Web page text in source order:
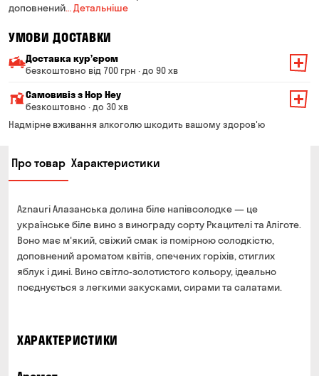
доповнений… Детальніше
УМОВИ ДОСТАВКИ
Доставка курʼєром
безкоштовно від 700 грн · до 90 хв
Мінімальна сума всього замовлення — 200 грн
Вартість доставки залежить від суми всього замовлення:
Від 200 до 299 грн
Від 400 до 699 грн
Від 700 грн
Термін доставки — до 90 хвилин
*на час доставки можуть впливати повітряні тривоги
Оплата:
готівкою кур'єру
банківською картою на сайті
Самовивіз з Hop Hey
безкоштовно · до 30 хв
Мінімальна сума всього замовлення — 250 грн
Можете без черги забрати з магазину в зручний для
Вас час
готівкою в магазині
банківською картою на сайті та в магазині
Надмірне вживання алкоголю шкодить вашому здоров'ю
Про товар Характеристики
Aznauri Алазанська долина біле напівсолодке — це
українське біле вино з винограду сорту Ркацителі та Аліготе.
Воно має м'який, свіжий смак із помірною солодкістю,
доповнений ароматом квітів, спечених горіхів, стиглих
яблук і дині. Вино світло-золотистого кольору, ідеально
поєднується з легкими закусками, сирами та салатами.
ХАРАКТЕРИСТИКИ